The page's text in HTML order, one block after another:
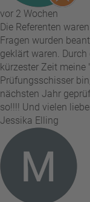
vor 2 Wochen
Die Referenten
Fragen wurden
geklärt waren.
kürzester Zeit meine
Prüfungsschisser
nächsten Jahr
so!!!! Und vielen
Jessika Elling